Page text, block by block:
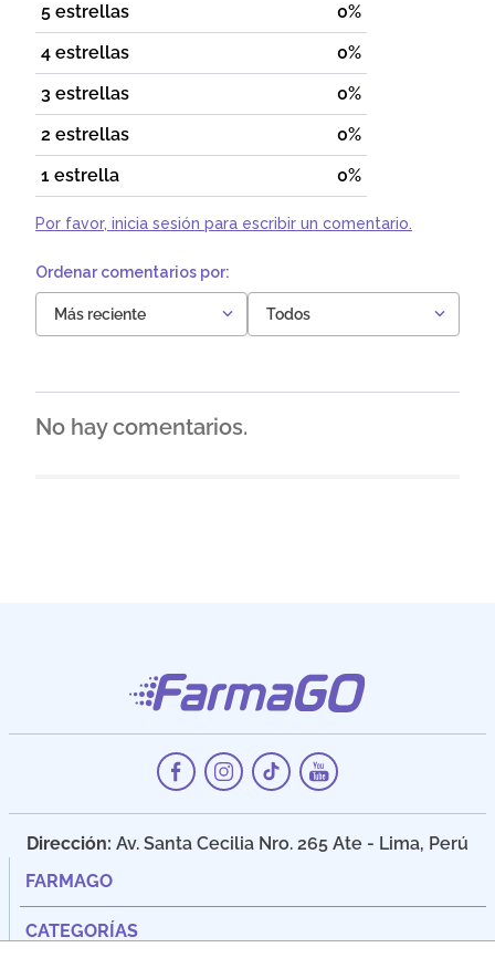
5 estrellas
0%
4 estrellas
0%
3 estrellas
0%
2 estrellas
0%
1 estrella
0%
Por favor, inicia sesión para escribir un comentario.
Más reciente Todos
No hay comentarios.
Dirección: Av. Santa Cecilia Nro. 265 Ate - Lima, Perú
FARMAGO
CATEGORÍAS